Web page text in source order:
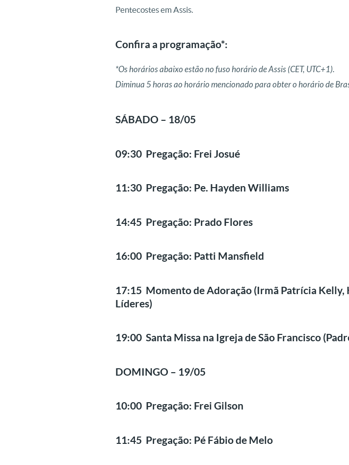
Pentecostes em Assis.
Confira a programação*:
*Os horários abaixo estão no fuso horário de Assis (CET, UTC+1).
Diminua 5 horas ao horário mencionado para obter o horário de
SÁBADO – 18/05
09:30 Pregação: Frei Josué
11:30 Pregação: Pe. Hayden Williams
14:45 Pregação: Prado Flores
16:00 Pregação: Patti Mansfield
17:15 Momento de Adoração (Irmã Patrícia Kelly,
Líderes)
19:00 Santa Missa na Igreja de São Francisco
DOMINGO – 19/05
10:00 Pregação: Frei Gilson
11:45 Pregação: Pé Fábio de Melo